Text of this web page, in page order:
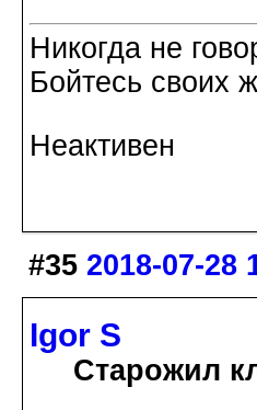
Никогда не
Бойтесь своих
Неактивен
#35 2018-07-28
Igor S
Старожил